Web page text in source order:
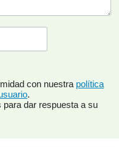
con nuestra política
.
dar respuesta a su